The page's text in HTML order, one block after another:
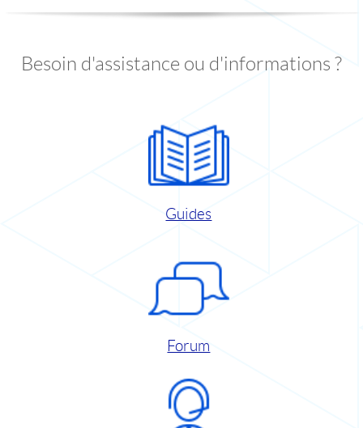
Besoin d'assistance ou d'informations ?
Guides
Forum